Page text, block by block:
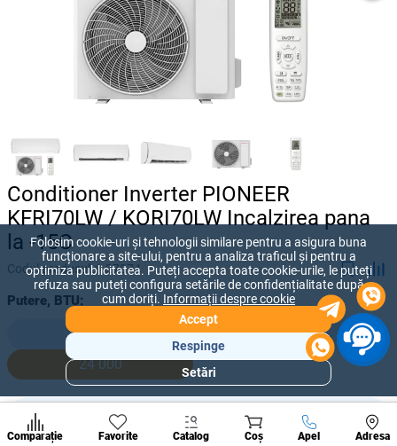
Conditioner Inverter PIONEER
KFRI70LW / KORI70LW Incalzirea pana
la -15C
Codul produsului:27074
Putere, BTU:
9 000
12 000
24 000
19 667 lei
13 111 lei +
Comparație Favorite Catalog Coș Apel Adresa
A suna
populare
de
Folosim cookie-uri și tehnologii similare pentru a asigura buna
funcționare a site-ului, pentru a analiza traficul și pentru a
optimiza publicitatea. Puteți accepta toate cookie-urile, le puteți
refuza sau puteți configura setările de confidențialitate după
cum doriți. Informații despre cookie
Accept
Respinge
Setări